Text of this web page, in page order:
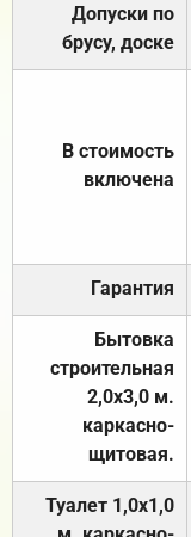
Допуски по
брусу, доске
В стоимость
включена
Гарантия
Бытовка
строительная
2,0х3,0 м.
каркасно-
щитовая.
Туалет 1,0х1,0